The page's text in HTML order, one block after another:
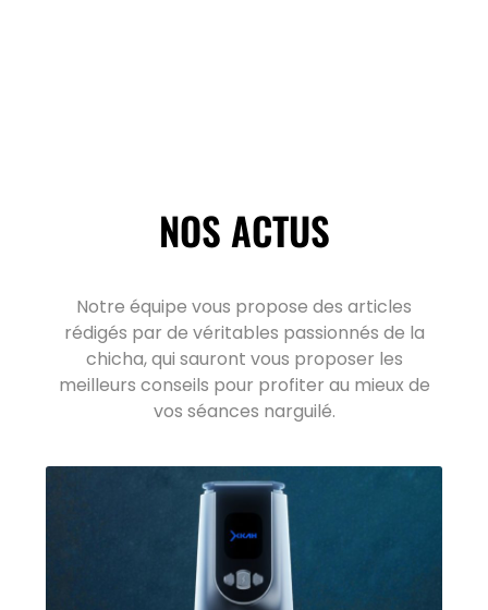
NOS ACTUS
Notre équipe vous propose des articles
rédigés par de véritables passionnés de la
chicha, qui sauront vous proposer les
meilleurs conseils pour profiter au mieux de
vos séances narguilé.